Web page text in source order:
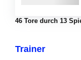
46 Tore durch 13
Trainer